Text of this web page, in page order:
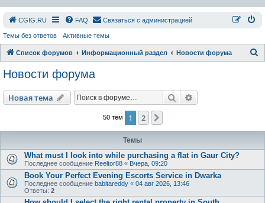
СGIG.RU FAQ Связаться с администрацией
Темы без ответов Активные темы
Список форумов Информационный раздел Новости форума
Новости форума
Новая тема Поиск
50 тем 1 2
Темы
What must I look into while purchasing a flat in Gaur City?
Последнее сообщение Reeltor88 « Вчера, 09:20
Book Your Perfect Evening Escorts Service in Dwarka
Последнее сообщение babitareddy « 04 авг 2026, 13:46
Ответы: 2